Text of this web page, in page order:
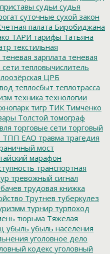
судьи судья
суточные сухой закон
палата Биробиджана
ТАРИ тарифы Татьяна
текстильная
теневая зарплата теневая
тепловычислитель
ЦРБ
теплосбыт теплотрасса
техника технологии
тигр ТИК Тимченко
Толстой томограф
торговые сети торговый
ТПП ЕАО травма трагедия
мост
марафон
транспортная
тревожный сигнал
трудовая книжка
Трутнев туберкулез
турнир турпоход
тюрьма Тяжелая
убыль убыль населения
уголовное дело
кодекс уголовный